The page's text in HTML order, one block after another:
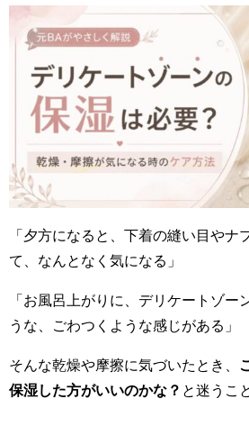
「夕方になると、下着の縫い目やナ
て、なんとなく気になる」
「お風呂上がりに、デリケートゾー
うな、ごわつくような感じがある」
そんな乾燥や摩擦に気づいたとき、
保湿した方がいいのかな？ と迷うこ